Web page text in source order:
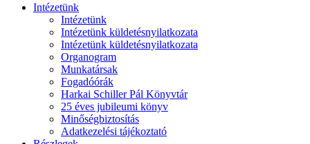
Intézetünk
Intézetünk
Intézetünk küldetésnyilatkozata
Intézetünk küldetésnyilatkozata
Organogram
Munkatársak
Fogadóórák
Harkai Schiller Pál Könyvtár
25 éves jubileumi könyv
Minőségbiztosítás
Adatkezelési tájékoztató